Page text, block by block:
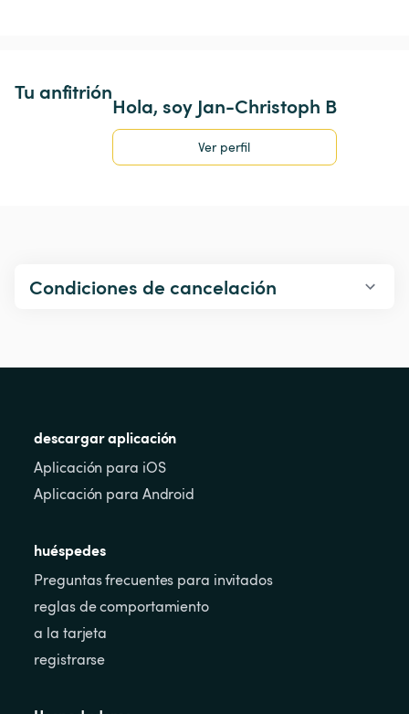
Tu anfitrión
Hola, soy Jan-Christoph B
Ver perfil
Condiciones de cancelación
descargar aplicación
Aplicación para iOS
Aplicación para Android
huéspedes
Preguntas frecuentes para invitados
reglas de comportamiento
a la tarjeta
registrarse